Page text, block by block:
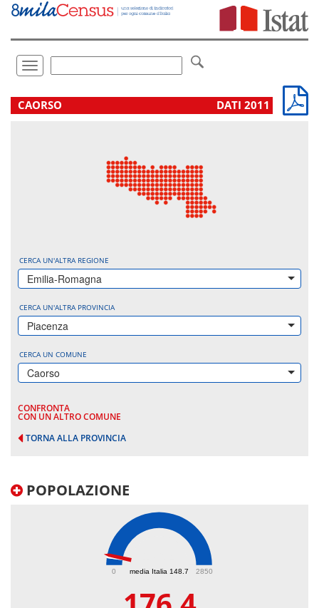
Vai
direttamente
Toggle
navigation
.
CAORSO DATI 2011
CERCA UN'ALTRA REGIONE
Emilia-Romagna
CERCA UN'ALTRA PROVINCIA
Piacenza
CERCA UN COMUNE
Caorso
CONFRONTA
CON UN ALTRO COMUNE
TORNA ALLA PROVINCIA
POPOLAZIONE
media Italia 148.7
0 2850